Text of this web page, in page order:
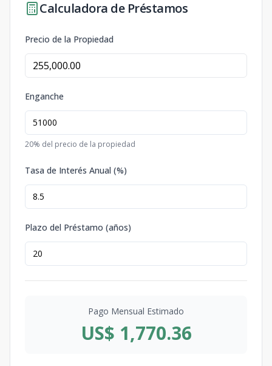
Calculadora de Préstamos
Precio de la Propiedad
Enganche
20% del precio de la propiedad
Tasa de Interés Anual (%)
Plazo del Préstamo (años)
Pago Mensual Estimado
US$ 1,770.36